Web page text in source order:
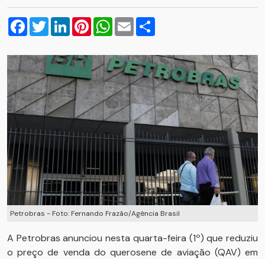
Facebook
TwitterLinkedInPinterestWhatsApp
Email
Petrobras - Foto: Fernando Frazão/Agência Brasil
A Petrobras anunciou nesta quarta-feira (1º) que reduziu
o preço de venda do querosene de aviação (QAV) em